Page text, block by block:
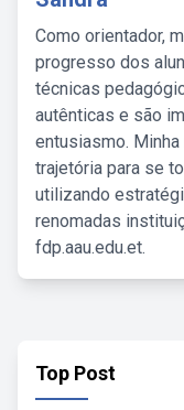
Como orientador,
progresso dos
técnicas
autênticas e são
entusiasmo.
trajetória para se
utilizando
renomadas
fdp.aau.edu.et.
Top Post